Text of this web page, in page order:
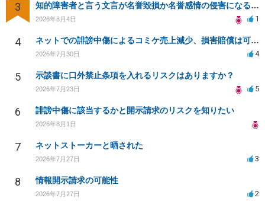
3 知的障害者と言う文言が名誉毀損か名誉感情の侵害になるか教えてほしい。
2026年8月4日 1
4 ネットでの誹謗中傷によるコミケ売上減少、損害賠償は可能か？
2026年7月30日 4
5 示談書に口外禁止条項を入れるリスクはありますか？
2026年7月23日 5
6 誹謗中傷に該当するかと開示請求のリスクを知りたい
2026年8月1日
7 ネットストーカーと晒された
2026年7月27日 3
8 情報開示請求の可能性
2026年7月27日 2